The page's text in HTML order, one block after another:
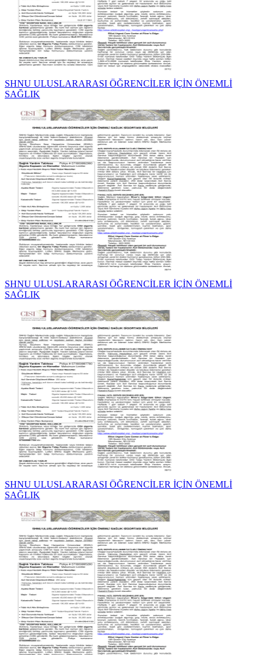
SHNU ULUSLARARASI ÖĞRENCİLER İÇİN ÖNEMLİ
SAĞLIK
SHNU ULUSLARARASI ÖĞRENCİLER İÇİN ÖNEMLİ
SAĞLIK
SHNU ULUSLARARASI ÖĞRENCİLER İÇİN ÖNEMLİ
SAĞLIK